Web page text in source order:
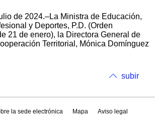
de 2024.–La Ministra de Educación,
y Deportes, P.D. (Orden
21 de enero), la Directora General de
Territorial, Mónica Domínguez
subir
la sede electrónica Mapa Aviso legal